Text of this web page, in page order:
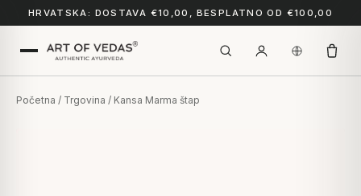
HRVATSKA: DOSTAVA €10,00, BESPLATNO OD €100,00
Početna / Trgovina / Kansa Marma štap